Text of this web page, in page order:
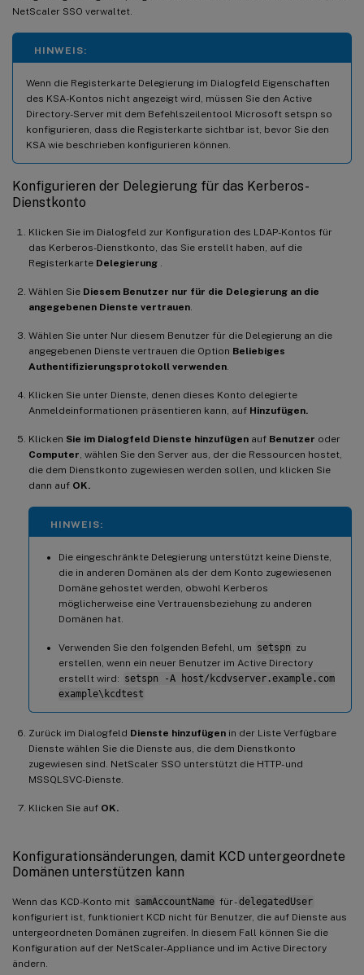
NetScaler SSO verwaltet.
HINWEIS:
Wenn die Registerkarte Delegierung im Dialogfeld Eigenschaften
des KSA-Kontos nicht angezeigt wird, müssen Sie den Active
Directory-Server mit dem Befehlszeilentool Microsoft setspn so
konfigurieren, dass die Registerkarte sichtbar ist, bevor Sie den
KSA wie beschrieben konfigurieren können.
Konfigurieren der Delegierung für das Kerberos-
Dienstkonto
Klicken Sie im Dialogfeld zur Konfiguration des LDAP-Kontos für
das Kerberos-Dienstkonto, das Sie erstellt haben, auf die
Registerkarte Delegierung
Wählen Sie Diesem Benutzer nur für die Delegierung an die
angegebenen Dienste vertrauen
Wählen Sie unter Nur diesem Benutzer für die Delegierung an die
angegebenen Dienste vertrauen die Option Beliebiges
Authentifizierungsprotokoll verwenden
Klicken Sie unter Dienste, denen dieses Konto delegierte
Anmeldeinformationen präsentieren kann, auf Hinzufügen.
Klicken Sie im Dialogfeld Dienste hinzufügen auf Benutzer oder
Computer , wählen Sie den Server aus, der die Ressourcen hostet,
die dem Dienstkonto zugewiesen werden sollen, und klicken Sie
dann auf OK.
HINWEIS:
Die eingeschränkte Delegierung unterstützt keine Dienste,
die in anderen Domänen als der dem Konto zugewiesenen
Domäne gehostet werden, obwohl Kerberos
möglicherweise eine Vertrauensbeziehung zu anderen
Domänen hat.
Verwenden Sie den folgenden Befehl, um setspn zu
erstellen, wenn ein neuer Benutzer im Active Directory
erstellt wird: setspn -A host/kcdvserver.example.com
example\kcdtest
Zurück im Dialogfeld Dienste hinzufügen in der Liste Verfügbare
Dienste wählen Sie die Dienste aus, die dem Dienstkonto
zugewiesen sind. NetScaler SSO unterstützt die HTTP- und
MSSQLSVC-Dienste.
Klicken Sie auf OK.
Konfigurationsänderungen, damit KCD untergeordnete
Domänen unterstützen kann
Wenn das KCD-Konto mit samAccountName für -delegatedUser
konfiguriert ist, funktioniert KCD nicht für Benutzer, die auf Dienste aus
untergeordneten Domänen zugreifen. In diesem Fall können Sie die
Konfiguration auf der NetScaler-Appliance und im Active Directory
ändern.